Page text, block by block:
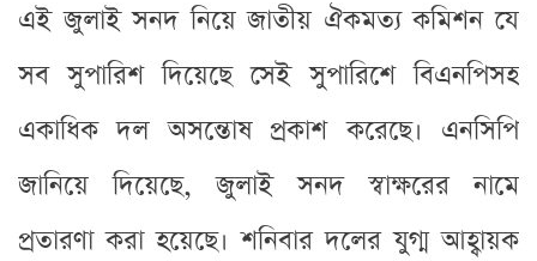
এই জুলাই সনদ নিয়ে জাতীয় ঐকমত্য কমিশন যে
সব সুপারিশ দিয়েছে সেই সুপারিশে বিএনপিসহ
একাধিক দল অসন্তোষ প্রকাশ করেছে। এনসিপি
জানিয়ে দিয়েছে, জুলাই সনদ স্বাক্ষরের নামে
প্রতারণা করা হয়েছে। শনিবার দলের যুগ্ম আহ্বায়ক